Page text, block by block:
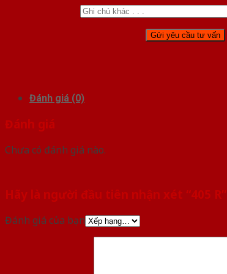
Đánh giá (0)
Đánh giá
Chưa có đánh giá nào.
Hãy là người đầu tiên nhận xét “405 R”
Đánh giá của bạn